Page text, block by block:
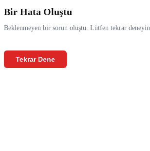
Bir Hata Oluştu
Beklenmeyen bir sorun oluştu. Lütfen tekrar deneyin.
Tekrar Dene